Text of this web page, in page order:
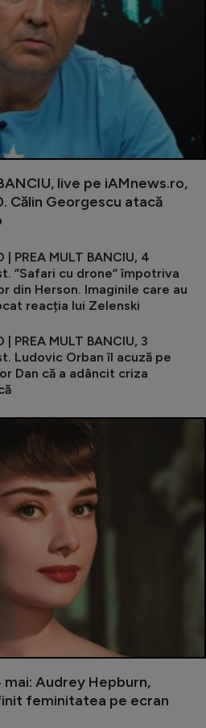
live pe iAMnews.ro,
Călin Georgescu atacă
| PREA MULT BANCIU, 4
”Safari cu drone” împotriva
din Herson. Imaginile care au
reacția lui Zelenski
| PREA MULT BANCIU, 3
Ludovic Orban îl acuză pe
Dan că a adâncit criza
Audrey Hepburn,
feminitatea pe ecran